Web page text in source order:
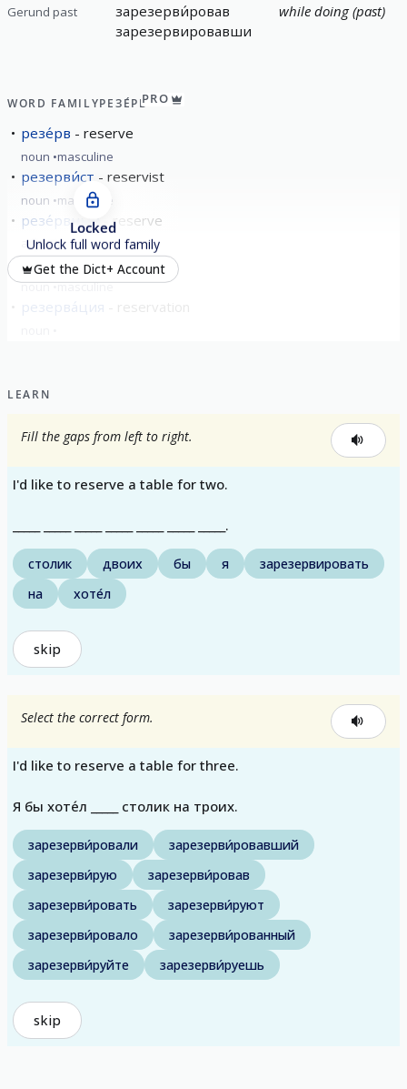
Gerund past
зарезерви́ровав
зарезервировавши
while doing (past)
WORD FAMILYРЕЗЕ́РВPRO
резе́рв reserve
noun masculine
резерви́ст reservist
noun masculine
резе́рвный reserve
adjective
резервуа́р reservoir
noun masculine
резерва́ция
Locked
Unlock full word family
Get the Dict+ Account
LEARN
Fill the gaps from left to right.
I'd like to reserve a table for two.
_____ _____ _____ _____ _____ _____ _____.
столик двоих бы я
зарезервировать
на
хоте́л
skip
Select the correct form.
I'd like to reserve a table for three.
Я бы хоте́л _____ столик на троих.
зарезерви́ровали
зарезерви́ровавший
зарезерви́рую
зарезерви́ровав
зарезерви́ровать
зарезерви́руют
зарезерви́ровало
зарезерви́рованный
зарезерви́руйте
зарезерви́руешь
skip